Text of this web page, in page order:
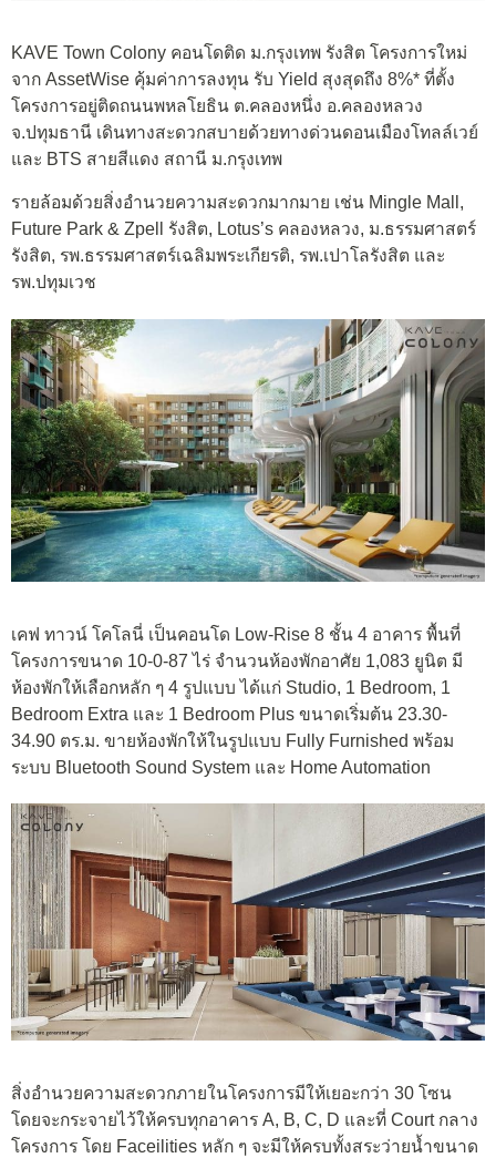
KAVE Town Colony คอนโดติด ม.กรุงเทพ รังสิต โครงการใหม่
จาก AssetWise คุ้มค่าการลงทุน รับ Yield สุงสุดถึง 8%* ที่ตั้ง
โครงการอยู่ติดถนนพหลโยธิน ต.คลองหนึ่ง อ.คลองหลวง
จ.ปทุมธานี เดินทางสะดวกสบายด้วยทางด่วนดอนเมืองโทลล์เวย์
และ BTS สายสีแดง สถานี ม.กรุงเทพ
รายล้อมด้วยสิ่งอำนวยความสะดวกมากมาย เช่น Mingle Mall,
Future Park & Zpell รังสิต, Lotus’s คลองหลวง, ม.ธรรมศาสตร์
รังสิต, รพ.ธรรมศาสตร์เฉลิมพระเกียรติ, รพ.เปาโลรังสิต และ
รพ.ปทุมเวช
เคฟ ทาวน์ โคโลนี่ เป็นคอนโด Low-Rise 8 ชั้น 4 อาคาร พื้นที่
โครงการขนาด 10-0-87 ไร่ จำนวนห้องพักอาศัย 1,083 ยูนิต มี
ห้องพักให้เลือกหลัก ๆ 4 รูปแบบ ได้แก่ Studio, 1 Bedroom, 1
Bedroom Extra และ 1 Bedroom Plus ขนาดเริ่มต้น 23.30-
34.90 ตร.ม. ขายห้องพักให้ในรูปแบบ Fully Furnished พร้อม
ระบบ Bluetooth Sound System และ Home Automation
สิ่งอำนวยความสะดวกภายในโครงการมีให้เยอะกว่า 30 โซน
โดยจะกระจายไว้ให้ครบทุกอาคาร A, B, C, D และที่ Court กลาง
โครงการ โดย Faceilities หลัก ๆ จะมีให้ครบทั้งสระว่ายน้ำขนาด